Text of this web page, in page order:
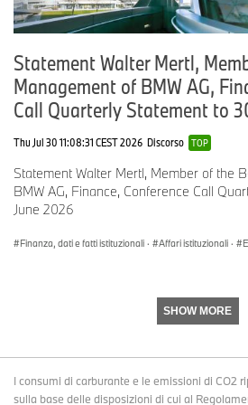
nell’esercizio finanziario 2017 è stato di
Euro con ricavi pari a circa 98,678
2017, il BMW Group contava 129.932
Il successo del BMW Group si fonda da
lungo periodo e su un’azione
integrante della propria strategia,
sostenibilità ecologica e sociale in tutta la
preservare le risorse.
www.bmwgroup.com
Facebook:http://www.facebook.com/
http://www.youtube.com/
Statement Walter Mertl,
Management of BMW AG,
Call Quarterly Statement to
Thu Jul 30 11:08:31 CEST 2026 Discorso TOP
Statement Walter Mertl, Member of the
BMW AG, Finance, Conference Call
June 2026
Finanza, dati e fatti istituzionali · Affari istituzionali ·
SHOW MORE
I consumi di carburante e le emissioni di CO2
sulla base delle disposizioni di cui al